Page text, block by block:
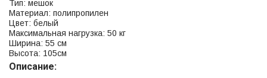
Тип: мешок
Материал: полипропилен
Цвет: белый
Максимальная нагрузка: 50 кг
Ширина: 55 см
Высота: 105см
Описание: